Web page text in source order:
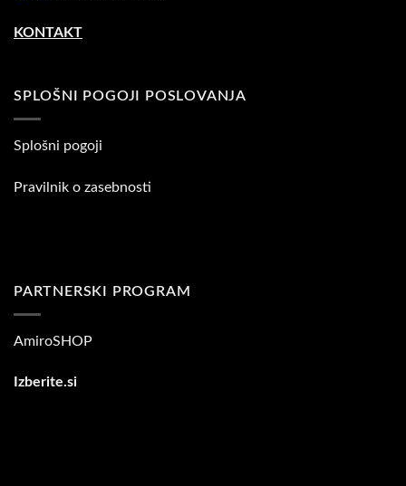
KONTAKT
SPLOŠNI POGOJI POSLOVANJA
Splošni pogoji
Pravilnik o zasebnosti
PARTNERSKI PROGRAM
AmiroSHOP
Izberite.si